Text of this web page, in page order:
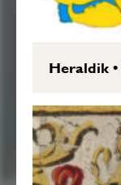
Heraldik•